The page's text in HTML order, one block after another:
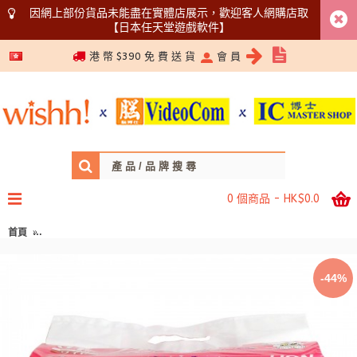
因網上部份貨品未能盡在實體店展示，歡迎客人網購店取
【日本任天堂遊戲軟件】
5366 1340
港 幣 $390 免 費 送 貨 會 員
0 個商品 - HK$0.0
首頁 LION 獅王 PET 寵物專用 史奴比消臭尿墊 尿布墊 60x45cm 31片入 薰衣
-44%